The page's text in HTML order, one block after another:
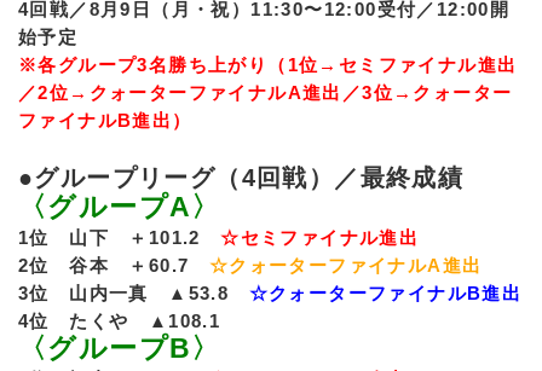
4回戦／8月9日（月・祝）11:30〜12:00受付／12:00開
始予定
※各グループ3名勝ち上がり（1位→セミファイナル進出
／2位→クォーターファイナルA進出／3位→クォーター
ファイナルB進出）
●グループリーグ（4回戦）／最終成績
〈グループA〉
1位 山下 ＋101.2
☆セミファイナル進出
2位 谷本 ＋60.7
☆クォーターファイナルA進出
3位 山内一真 ▲53.8
☆クォーターファイナルB進出
4位 たくや ▲108.1
〈グループB〉